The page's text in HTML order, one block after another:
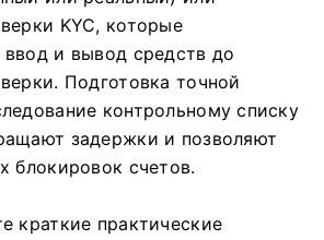
KYC, которые
и вывод средств до
Подготовка точной
контрольному списку
задержки и позволяют
блокировок счетов.
краткие практические